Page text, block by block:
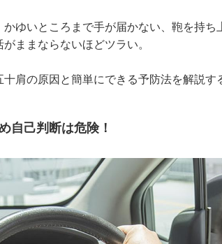
ゆいところまで手が届かない、鞄を持ち
ままならないほどツラい。
肩の原因と簡単にできる予防法を解説す
自己判断は危険！